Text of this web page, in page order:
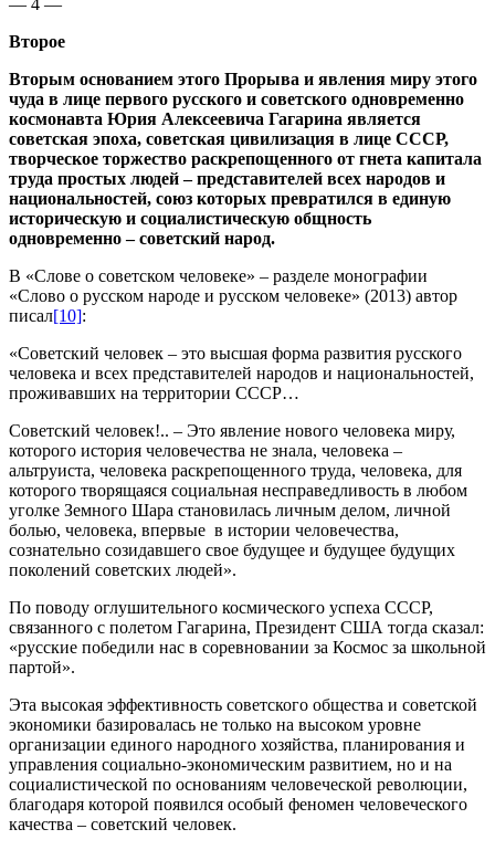
Второе
Вторым основанием этого Прорыва и явления миру этого
чуда в лице первого русского и советского одновременно
космонавта Юрия Алексеевича Гагарина является
советская эпоха, советская цивилизация в лице СССР,
творческое торжество раскрепощенного от гнета капитала
труда простых людей – представителей всех народов и
национальностей, союз которых превратился в единую
историческую и социалистическую общность
одновременно – советский народ.
В «Слове о советском человеке» – разделе монографии
«Слово о русском народе и русском человеке» (2013) автор
писал[10]:
«Советский человек – это высшая форма развития русского
человека и всех представителей народов и национальностей,
проживавших на территории СССР…
Советский человек!.. – Это явление нового человека миру,
которого история человечества не знала, человека –
альтруиста, человека раскрепощенного труда, человека, для
которого творящаяся социальная несправедливость в любом
уголке Земного Шара становилась личным делом, личной
болью, человека, впервые в истории человечества,
сознательно созидавшего свое будущее и будущее будущих
поколений советских людей».
По поводу оглушительного космического успеха СССР,
связанного с полетом Гагарина, Президент США тогда сказал:
«русские победили нас в соревновании за Космос за школьной
партой».
Эта высокая эффективность советского общества и советской
экономики базировалась не только на высоком уровне
организации единого народного хозяйства, планирования и
управления социально-экономическим развитием, но и на
социалистической по основаниям человеческой революции,
благодаря которой появился особый феномен человеческого
качества – советский человек.